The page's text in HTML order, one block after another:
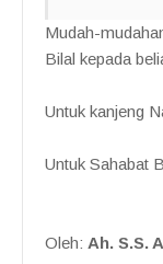
Mudah-
Bilal kepada
Untuk kanjeng
Untuk Sahabat
Oleh: Ah. S.S.